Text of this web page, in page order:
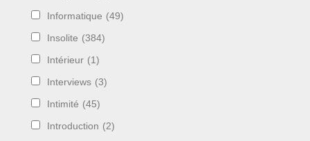
Informatique (49)
Insolite (384)
Intérieur (1)
Interviews (3)
Intimité (45)
Introduction (2)